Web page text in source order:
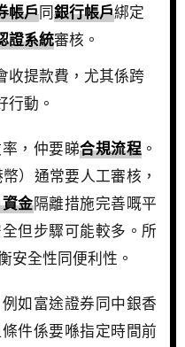
帳戶同銀行帳戶綁定
證系統審核。
收提款費，尤其係跨
行動。
，仲要睇合規流程 。
）通常要人工審核，
金隔離措施完善嘅平
但步驟可能較多。所
安全性同便利性。
如富途證券同中銀香
件係要喺指定時間前